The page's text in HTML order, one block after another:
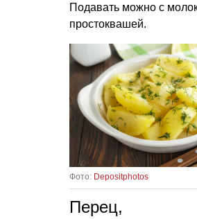
Подавать можно с
простоквашей.
Фото: Depositphotos
Перец,